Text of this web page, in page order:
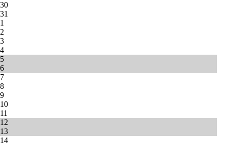
30
31
1
2
3
4
5
6
7
8
9
10
11
12
13
14